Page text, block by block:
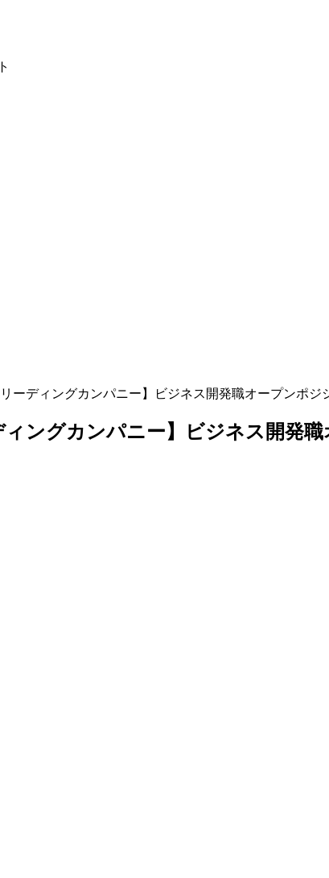
ーディングカンパニー】ビジネス開発職オープンポ
ングカンパニー】ビジネス開発